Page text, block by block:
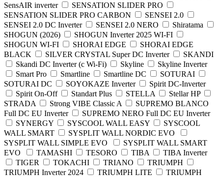
SensAIR inverter
SENSATION SLIDER PRO
SENSATION SLIDER PRO CARBON
SENSEI 2.0
SENSEI 2.0 DC Inverter
SENSEI 2.0 NERO
Shiratama
SHOGUN (2026)
SHOGUN Inverter 2025 WI-FI
SHOGUN WI-FI
SHORAI EDGE
SHORAI EDGE
BLACK
SILVER CRYSTAL Super DC Inverter
SKANDI
Skandi DC Inverter (c Wi-Fi)
Skyline
Skyline Inverter
Smart Pro
Smartline Smartline DC
SOTURAI
SOTURAI DC
SOYOKAZE Inverter
Spirit DC-Inverter
Spirit On-Off
Standart Plus STELLA
Stellar HP
STRADA
Strong VIBE Classic A
SUPREMO BLANCO
Full DC EU Inverter
SUPREMO NERO Full DC EU Inverter
SYNERGY
SYSCOOL WALL EASY
SYSCOOL
WALL SMART
SYSPLIT WALL NORDIC EVO
SYSPLIT WALL SIMPLE EVO
SYSPLIT WALL SMART
EVO
TAMASHI TESORO TIBA
TIBA Inverter
TIGER
TOKACHI TRIANO
TRIUMPH
TRIUMPH Inverter 2024
TRIUMPH LITE
TRIUMPH